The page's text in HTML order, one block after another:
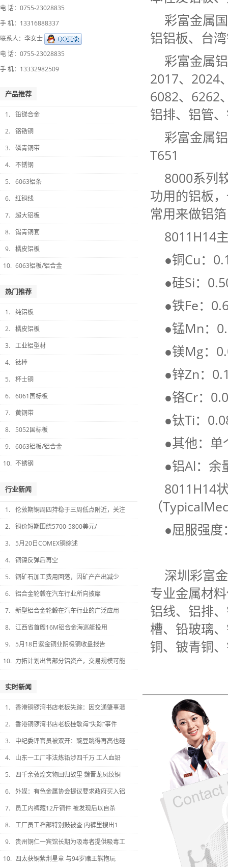
电 话：0755-23028835
手 机：13316888337
联系人：李女士
电 话：0755-23028835
手 机：13332982509
产品推荐
1. 铅锑合金
2. 铬锆铜
3. 磷青铜带
4. 不锈钢
5. 6063铝条
6. 红铜线
7. 超大铝板
8. 锡青铜套
9. 橘皮铝板
10. 6063铝板/铝合金
热门推荐
1. 纯铝板
2. 橘皮铝板
3. 工业铝型材
4. 钛棒
5. 杯士铜
6. 6061国标板
7. 黄铜带
8.
5052国标板
9. 6063铝板/铝合金
10. 不锈钢
行业新闻
1. 伦敦期铜周四持稳于三周低点附近，关注
2. 铜价短期围绕5700-5800美元/
3.
5月20日COMEX铜综述
4. 铜镍反弹后再空
5. 铜矿石加工费用回落，因矿产产出减少
6. 铝合金轮毂在汽车行业所向披靡
7. 新型铝合金轮毂在汽车行业的广泛应用
8. 江西省首艘16M铝合金海巡艇投用
9.
5月18日紫金铜业阴极铜收盘报告
10. 力拓计划出售部分铝资产，交易规模可能
实时新闻
1. 香港铜锣湾书店老板失踪：因交通肇事潜
2. 香港铜锣湾书店老板桂敏海“失踪”事件
3.
中纪委评官员被双开：豌豆跳得再高也砸
4.
山东一工厂非法炼铅涉四千万 工人血铅
5.
四千余敦煌文物回归故里 魏晋龙凤纹铜
6. 外媒：有色金属协会提议要求政府买入铝
7.
员工内裤藏12斤铜件 被发现后以自杀
8. 工厂员工裆部特别鼓被查 内裤里搜出1
9. 贵州铜仁一宾馆长期为吸毒者提供吸毒工
10. 四太获铜紫荆星章 与94岁赌王熊抱玩
彩富金属
铝铝板、台
彩富金属
2017、2024
6082、6262
铝排、铝管
彩富金属
T651
8000系列
功用的铝板
常用来做铝
8011H14
●铜Cu：
●硅Si：
●铁Fe：
●锰Mn：
●镁Mg：
●锌Zn：
●铬Cr：
●钛Ti：
●其他：单
●铝Al：余
8011H14
（
●屈服强度
深圳彩富
专业金属材
铝线、铝排
槽、铅玻璃
铜、铍青铜